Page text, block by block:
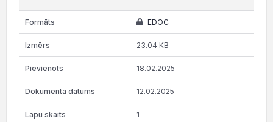
EDOC
23.04 KB
18.02.2025
12.02.2025
1